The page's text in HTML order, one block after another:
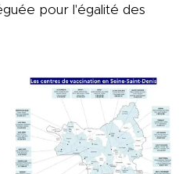
pour l'égalité des